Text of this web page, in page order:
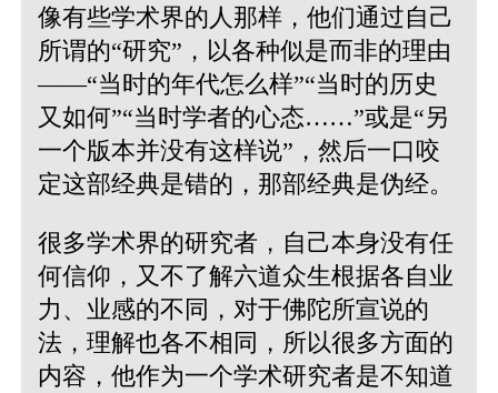
像有些学术界的人那样，他们通过自己
所谓的“研究”，以各种似是而非的理由
——“当时的年代怎么样”“当时的历史
又如何”“当时学者的心态……”或是“另
一个版本并没有这样说”，然后一口咬
定这部经典是错的，那部经典是伪经。
很多学术界的研究者，自己本身没有任
何信仰，又不了解六道众生根据各自业
力、业感的不同，对于佛陀所宣说的
法，理解也各不相同，所以很多方面的
内容，他作为一个学术研究者是不知道